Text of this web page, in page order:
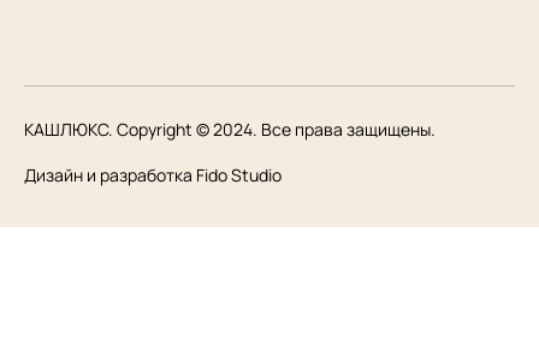
КАШЛЮКС. Copyright © 2024. Все права защищены.
Дизайн и разработка Fido Studio